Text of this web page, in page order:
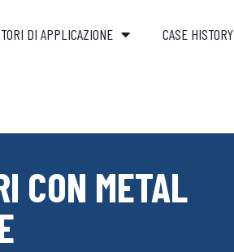
DI APPLICAZIONE CASE HISTORY
CON METAL